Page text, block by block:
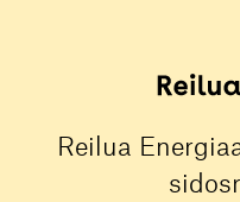
Reilua